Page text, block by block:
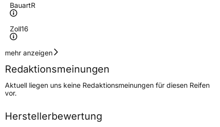
BauartR
Zoll16
Geschwindigkeitsindex
Höchstgeschwindigkeit
170 km/h
Lastindex112/110
Höchstlast1120/1060 kg
mehr anzeigen
Redaktionsmeinungen
Aktuell liegen uns keine Redaktionsmeinungen für diesen Reifen
vor.
Herstellerbewertung